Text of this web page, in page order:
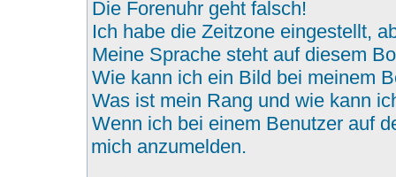
Die Forenuhr geht falsch!
Ich habe die Zeitzone eingestellt,
Meine Sprache steht auf diesem
Wie kann ich ein Bild bei meinem
Was ist mein Rang und wie kann
Wenn ich bei einem Benutzer auf
mich anzumelden.